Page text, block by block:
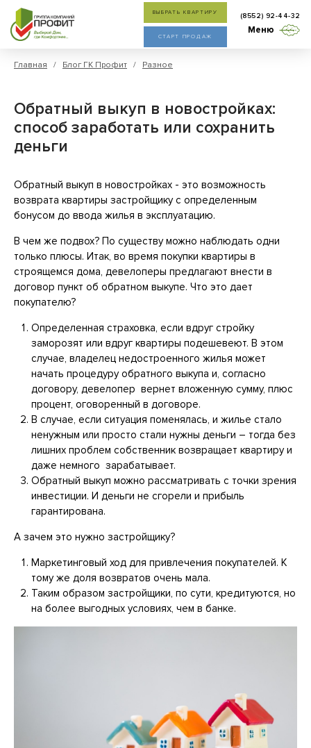
ВЫБРАТЬ КВАРТИРУ
СТАРТ ПРОДАЖ
(8552) 92-44-32
Меню
Главная / Блог ГК Профит / Разное
Обратный выкуп в новостройках:
способ заработать или сохранить
деньги
Обратный выкуп в новостройках - это возможность
возврата квартиры застройщику с определенным
бонусом до ввода жилья в эксплуатацию.
В чем же подвох? По существу можно наблюдать одни
только плюсы. Итак, во время покупки квартиры в
строящемся дома, девелоперы предлагают внести в
договор пункт об обратном выкупе. Что это дает
покупателю?
Определенная страховка, если вдруг стройку
заморозят или вдруг квартиры подешевеют. В этом
случае, владелец недостроенного жилья может
начать процедуру обратного выкупа и, согласно
договору, девелопер вернет вложенную сумму, плюс
процент, оговоренный в договоре.
В случае, если ситуация поменялась, и жилье стало
ненужным или просто стали нужны деньги – тогда без
лишних проблем собственник возвращает квартиру и
даже немного зарабатывает.
Обратный выкуп можно рассматривать с точки зрения
инвестиции. И деньги не сгорели и прибыль
гарантирована.
А зачем это нужно застройщику?
Маркетинговый ход для привлечения покупателей. К
тому же доля возвратов очень мала.
Таким образом застройщики, по сути, кредитуются, но
на более выгодных условиях, чем в банке.